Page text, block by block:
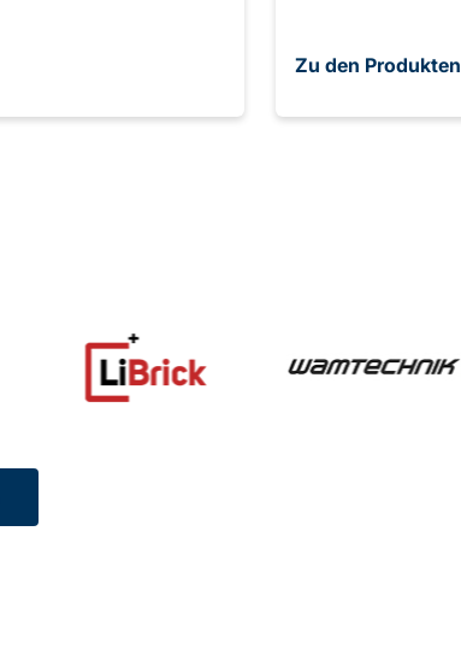
Zu den Produkten